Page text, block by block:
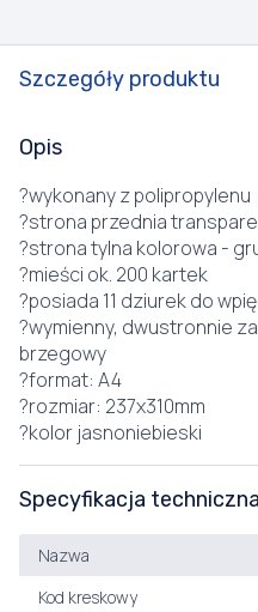
Szczegóły produktu
Opis
?wykonany z polipropylenu
?strona przednia
?strona tylna kolorowa -
?mieści ok. 200 kartek
?posiada 11 dziurek do
?wymienny, dwustronnie
brzegowy
?format: A4
?rozmiar: 237x310mm
?kolor jasnoniebieski
Specyfikacja techniczna
Nazwa
Kod kreskowy